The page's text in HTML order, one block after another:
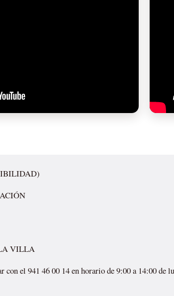
VILLA
con el 941 46 00 14 en horario de 9:00 a 14:00 de